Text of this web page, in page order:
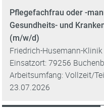
Pflegefachfrau oder -
Gesundheits- und
(m/w/d)
Friedrich-Husemann-Klinik
Einsatzort: 79256
Arbeitsumfang: Vollzeit/
23.07.2026